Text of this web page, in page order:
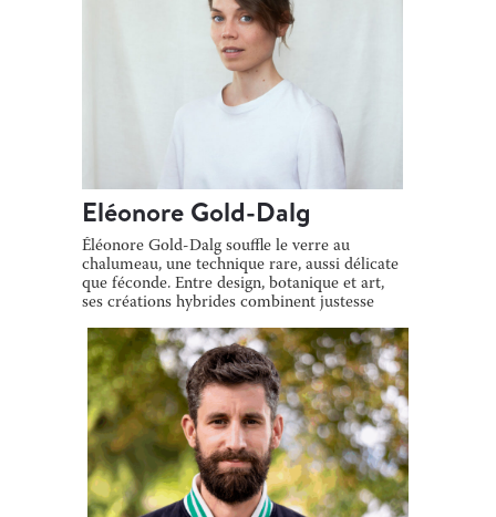
Eléonore Gold-Dalg
Éléonore Gold-Dalg souffle le verre au
chalumeau, une technique rare, aussi délicate
que féconde. Entre design, botanique et art,
ses créations hybrides combinent justesse